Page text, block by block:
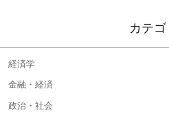
カテゴ
経済学
金融・経済
政治・社会